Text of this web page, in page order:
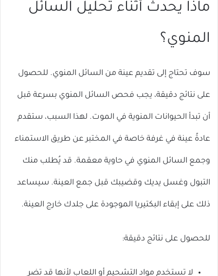
ماذا يحدث أثناء تحليل السائل
المنوي؟
سوف تحتاج إلى تقديم عينة من السائل المنوي. للحصول
على نتائج دقيقة، يجب فحص السائل المنوي بسرعة قبل
أن تبدأ الحيوانات المنوية في الموت. لهذا السبب، ستقدم
عادةً عينة في غرفة خاصة في المختبر عن طريق الاستمناء
وجمع السائل المنوي في حاوية معقمة. قد يُطلب منك
التبول وغسل يديك وقضيبك قبل جمع العينة. سيساعد
ذلك على إبقاء البكتيريا الموجودة على جلدك خارج العينة.
للحصول على نتائج دقيقة:
لا تستخدم مواد التشحيم أو اللعاب لأنها قد تضر